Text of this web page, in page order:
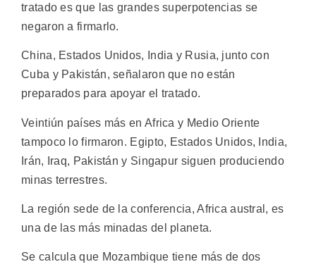
tratado es que las grandes superpotencias se
negaron a firmarlo.
China, Estados Unidos, India y Rusia, junto con
Cuba y Pakistán, señalaron que no están
preparados para apoyar el tratado.
Veintiún países más en Africa y Medio Oriente
tampoco lo firmaron. Egipto, Estados Unidos, India,
Irán, Iraq, Pakistán y Singapur siguen produciendo
minas terrestres.
La región sede de la conferencia, Africa austral, es
una de las más minadas del planeta.
Se calcula que Mozambique tiene más de dos